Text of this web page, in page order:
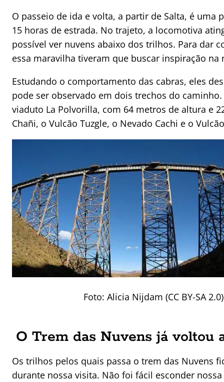
O passeio de ida e volta, a partir de Salta, é
15 horas de estrada. No trajeto, a locomotiva
possível ver nuvens abaixo dos trilhos. Para dar
essa maravilha tiveram que buscar inspiração na
Estudando o comportamento das cabras, eles
pode ser observado em dois trechos do
viaduto La Polvorilla, com 64 metros de altura e
Chañi, o Vulcão Tuzgle, o Nevado Cachi e o
Foto: Alicia Nijdam (CC BY-SA
O Trem das Nuvens já voltou
Os trilhos pelos quais passa o trem das Nuvens
durante nossa visita. Não foi fácil esconder